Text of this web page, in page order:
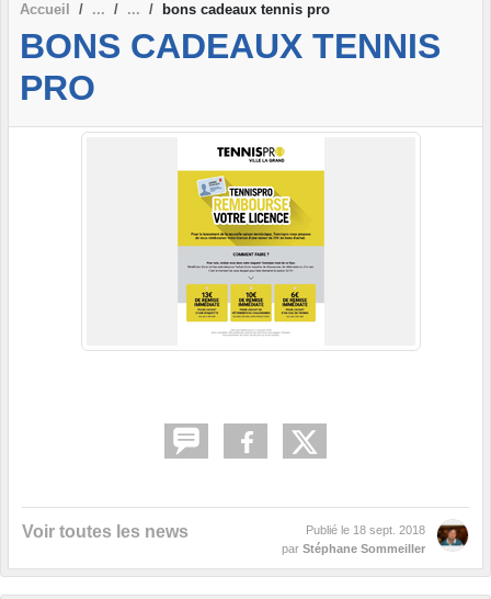
Accueil bons cadeaux tennis pro
BONS CADEAUX TENNIS
PRO
Voir toutes les news Publié le 18 sept. 2018
par Stéphane Sommeiller